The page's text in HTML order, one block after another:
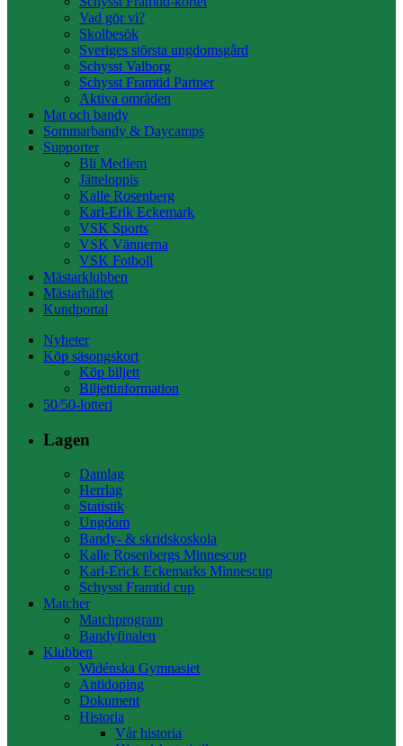
Vad gör vi?
Skolbesök
Sveriges största ungdomsgård
Schysst Valborg
Schysst Framtid Partner
Aktiva områden
Mat och bandy
Sommarbandy & Daycamps
Supporter
Bli Medlem
Jätteloppis
Kalle Rosenberg
Karl-Erik Eckemark
VSK Sports
VSK Vännerna
VSK Fotboll
Mästarklubben
Mästarhäftet
Kundportal
Nyheter
Köp säsongskort
Köp biljett
Biljettinformation
50/50-lotteri
Lagen
Damlag
Herrlag
Statistik
Ungdom
Bandy- & skridskoskola
Kalle Rosenbergs Minnescup
Karl-Erick Eckemarks Minnescup
Schysst Framtid cup
Matcher
Matchprogram
Bandyfinalen
Klubben
Widénska Gymnasiet
Antidoping
Dokument
Historia
Vår historia